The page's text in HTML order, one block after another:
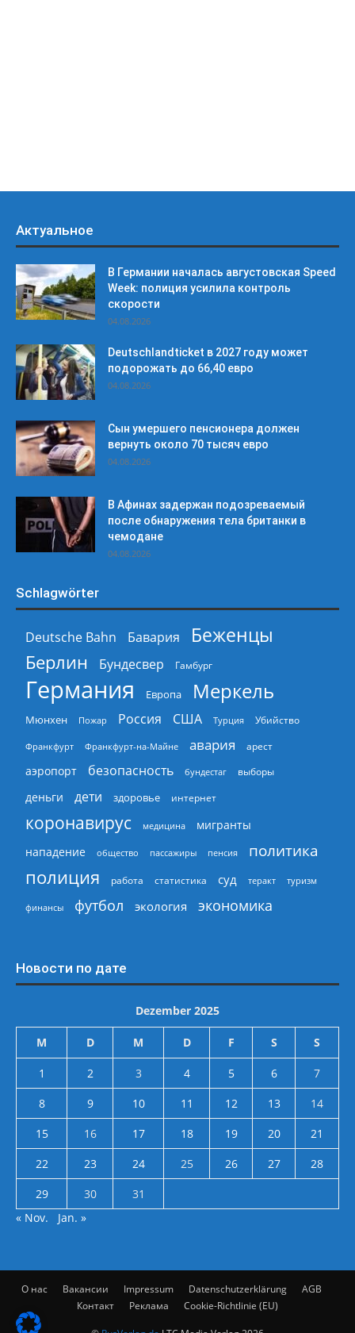
Актуальное
В Германии началась августовская Speed
Week: полиция усилила контроль
скорости
04.08.2026
Deutschlandticket в 2027 году может
подорожать до 66,40 евро
04.08.2026
Сын умершего пенсионера должен
вернуть около 70 тысяч евро
04.08.2026
В Афинах задержан подозреваемый
после обнаружения тела британки в
чемодане
04.08.2026
Schlagwörter
Deutsche Bahn Бавария
Беженцы
Берлин
Бундесвер Гамбург
Германия Европа Меркель
Мюнхен Пожар Россия США Турция Убийство
Франкфурт Франкфурт-на-Майне авария арест
аэропорт безопасность бундестаг выборы
деньги дети здоровье интернет
коронавирус медицина
мигранты
нападение
общество пассажиры пенсия политика
полиция работа статистика суд теракт туризм
финансы футбол экология экономика
Новости по дате
Dezember 2025
M D M D F S S
1 2 3 4 5 6
7
8
9 10 11 12 13
14
15
16 17 18 19 20
21
22
23 24 25 26 27
28
29
30
31
« Nov.
Jan. »
О нас Вакансии Impressum Datenschutzerklärung
AGB
Контакт
Реклама Cookie-Richtlinie (EU)